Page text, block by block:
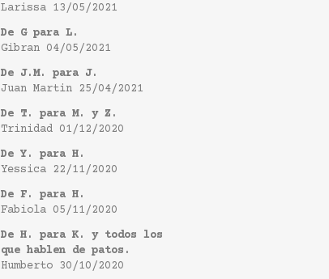
Larissa 13/05/2021
De G para L.
Gibran 04/05/2021
De J.M. para J.
Juan Martin 25/04/2021
De T. para M. y Z.
Trinidad 01/12/2020
De Y. para H.
Yessica 22/11/2020
De F. para H.
Fabiola 05/11/2020
De H. para K. y todos los
que hablen de patos.
Humberto 30/10/2020